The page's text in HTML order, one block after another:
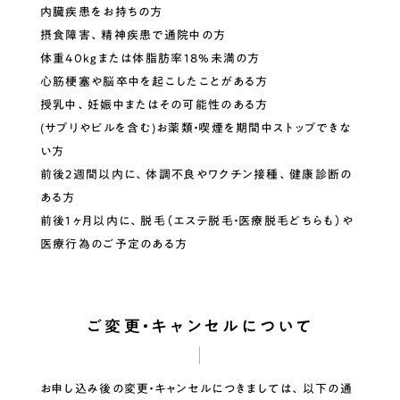
内臓疾患をお持ちの方
摂食障害、精神疾患で通院中の方
体重40kgまたは体脂肪率18%未満の方
心筋梗塞や脳卒中を起こしたことがある方
授乳中、妊娠中またはその可能性のある方
(サプリやピルを含む)お薬類・喫煙を期間中ストップできな
い方
前後2週間以内に、体調不良やワクチン接種、健康診断の
ある方
前後1ヶ月以内に、脱毛（エステ脱毛・医療脱毛どちらも）や
医療行為のご予定のある方
ご変更・ キャンセルについて
お申し込み後の変更・キャンセルにつきましては、以下の通